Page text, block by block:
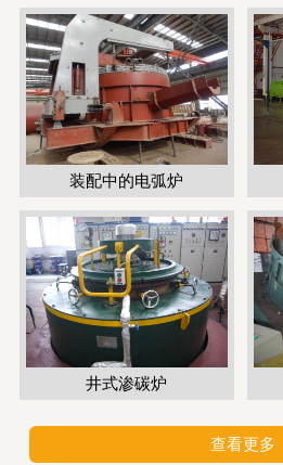
装配中的电弧炉
井式渗碳炉
查看更多